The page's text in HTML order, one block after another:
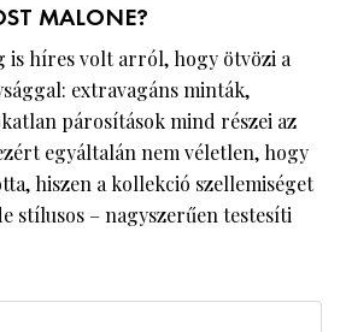
MALONE?
is híres volt arról, hogy ötvözi a
extravagáns minták,
párosítások mind részei az
egyáltalán nem véletlen, hogy
hiszen a kollekció szellemiséget
stílusos – nagyszerűen testesíti